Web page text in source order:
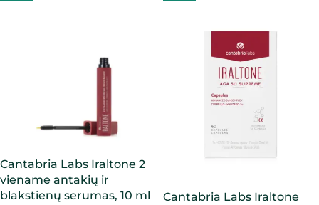
Cantabria Labs Iraltone 2
viename antakių ir
blakstienų serumas, 10 ml
Cantabria Labs Iraltone